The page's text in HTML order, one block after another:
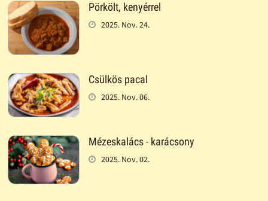
Pörkölt, kenyérrel
2025. Nov. 24.
Csülkös pacal
2025. Nov. 06.
Mézeskalács - karácsony
2025. Nov. 02.